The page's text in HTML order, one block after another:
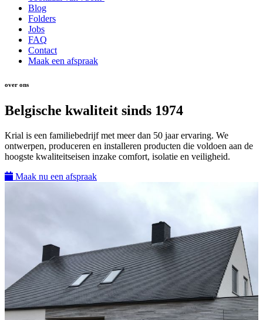
Blog
Folders
Jobs
FAQ
Contact
Maak een afspraak
over ons
Belgische kwaliteit sinds 1974
Krial is een familiebedrijf met meer dan 50 jaar ervaring. We
ontwerpen, produceren en installeren producten die voldoen aan de
hoogste kwaliteitseisen inzake comfort, isolatie en veiligheid.
Maak nu een afspraak